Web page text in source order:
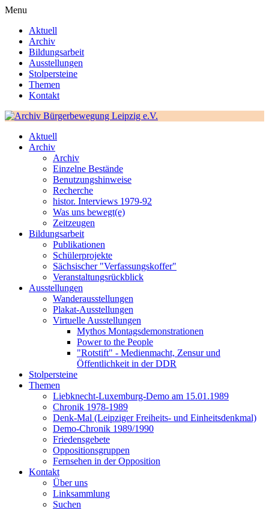
Menu
Aktuell
Archiv
Bildungsarbeit
Ausstellungen
Stolpersteine
Themen
Kontakt
Aktuell
Archiv
Archiv
Einzelne Bestände
Benutzungshinweise
Recherche
histor. Interviews 1979-92
Was uns bewegt(e)
Zeitzeugen
Bildungsarbeit
Publikationen
Schülerprojekte
Sächsischer "Verfassungskoffer"
Veranstaltungsrückblick
Ausstellungen
Wanderausstellungen
Plakat-Ausstellungen
Virtuelle Ausstellungen
Mythos Montagsdemonstrationen
Power to the People
"Rotstift" - Medienmacht, Zensur und
Öffentlichkeit in der DDR
Stolpersteine
Themen
Liebknecht-Luxemburg-Demo am 15.01.1989
Chronik 1978-1989
Denk-Mal (Leipziger Freiheits- und Einheitsdenkmal)
Demo-Chronik 1989/1990
Friedensgebete
Oppositionsgruppen
Fernsehen in der Opposition
Kontakt
Über uns
Linksammlung
Suchen